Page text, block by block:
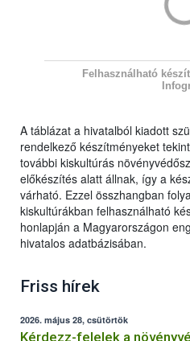
Felhasználható
A táblázat a hivatalból kiadott
rendelkező készítményeket
további kiskultúrás
előkészítés alatt állnak, így a
várható. Ezzel összhangban
kiskultúrákban felhasználható
honlapján a Magyarországon
hivatalos adatbázisában.
Friss hírek
2026. május 28, csütörtök
Kérdezz-felelek a